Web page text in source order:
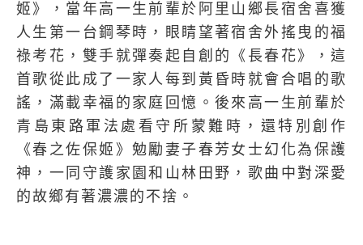
姬》，當年高一生前輩於阿里山鄉長宿舍喜獲
人生第一台鋼琴時，眼睛望著宿舍外搖曳的福
祿考花，雙手就彈奏起自創的《長春花》，這
首歌從此成了一家人每到黃昏時就會合唱的歌
謠，滿載幸福的家庭回憶。後來高一生前輩於
青島東路軍法處看守所蒙難時，還特別創作
《春之佐保姬》勉勵妻子春芳女士幻化為保護
神，一同守護家園和山林田野，歌曲中對深愛
的故鄉有著濃濃的不捨。